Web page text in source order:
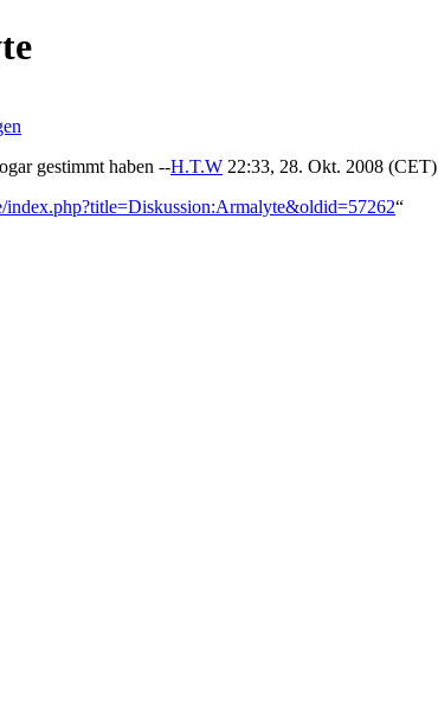
gestimmt haben --H.T.W 22:33, 28. Okt. 2008 (CET)
“